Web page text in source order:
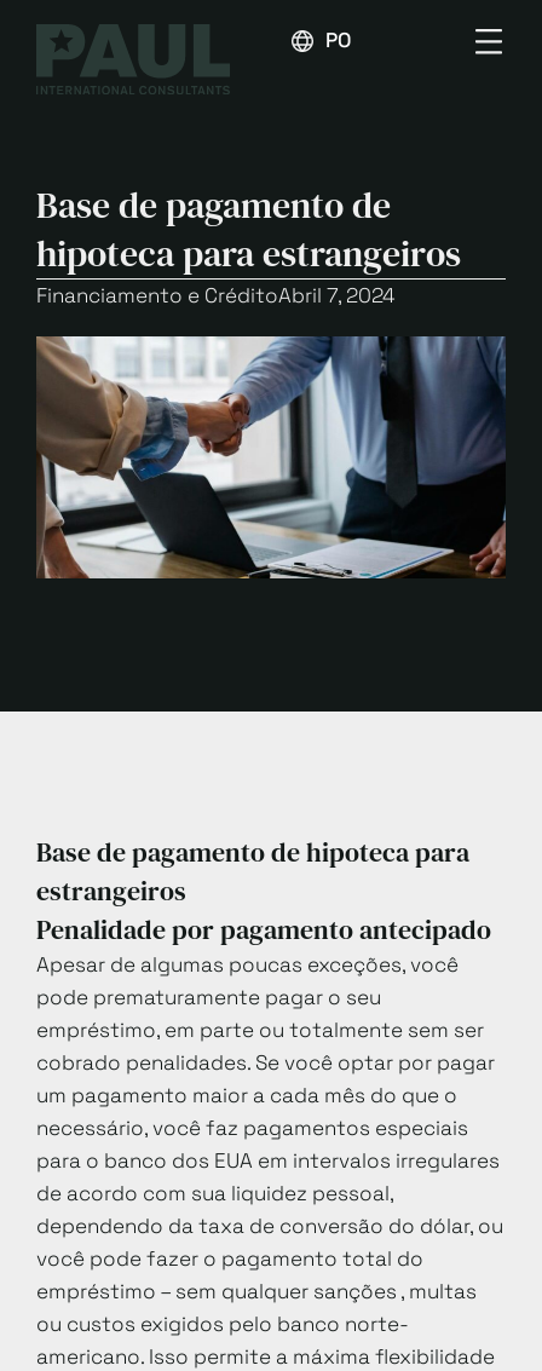
PORTUGUÊS
Base de pagamento de
hipoteca para estrangeiros
Financiamento e CréditoAbril 7, 2024
Base de pagamento de hipoteca para
estrangeiros
Penalidade por pagamento antecipado
Apesar de algumas poucas exceções, você
pode prematuramente pagar o seu
empréstimo, em parte ou totalmente sem ser
cobrado penalidades. Se você optar por pagar
um pagamento maior a cada mês do que o
necessário, você faz pagamentos especiais
para o banco dos EUA em intervalos irregulares
de acordo com sua liquidez pessoal,
dependendo da taxa de conversão do dólar, ou
você pode fazer o pagamento total do
empréstimo – sem qualquer sanções , multas
ou custos exigidos pelo banco norte-
americano. Isso permite a máxima flexibilidade